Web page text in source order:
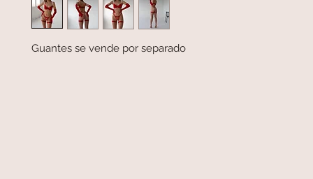
Guantes se vende por separado